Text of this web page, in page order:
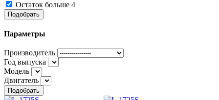
Остаток больше 4
Подобрать
Параметры
Производитель
Год выпуска
Модель
Двигатель
Подобрать